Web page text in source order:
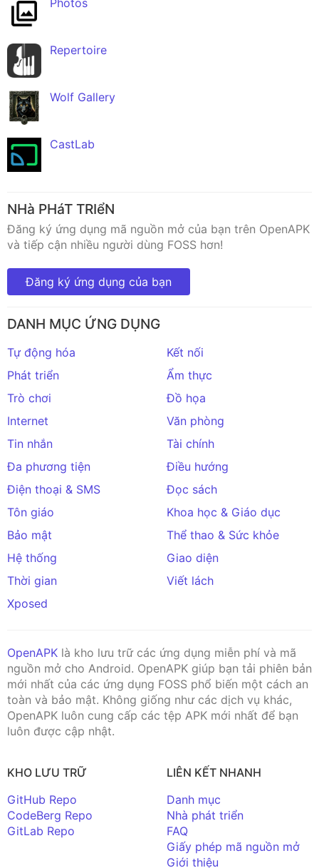
Repertoire
Wolf Gallery
CastLab
NHà PHáT TRIểN
Đăng ký ứng dụng mã nguồn mở của bạn trên OpenAPK
và tiếp cận nhiều người dùng FOSS hơn!
Đăng ký ứng dụng của bạn
DANH MỤC ỨNG DỤNG
Tự động hóa
Kết nối
Phát triển
Ẩm thực
Trò chơi
Đồ họa
Internet
Văn phòng
Tin nhắn
Tài chính
Đa phương tiện
Điều hướng
Điện thoại & SMS
Đọc sách
Tôn giáo
Khoa học & Giáo dục
Bảo mật
Thể thao & Sức khỏe
Hệ thống
Giao diện
Thời gian
Viết lách
Xposed
OpenAPK là kho lưu trữ các ứng dụng miễn phí và mã
nguồn mở cho Android. OpenAPK giúp bạn tải phiên bản
mới nhất của các ứng dụng FOSS phổ biến một cách an
toàn và bảo mật. Không giống như các dịch vụ khác,
OpenAPK luôn cung cấp các tệp APK mới nhất để bạn
luôn được cập nhật.
KHO LƯU TRỮ
GitHub Repo
CodeBerg Repo
GitLab Repo
LIÊN KẾT NHANH
Danh mục
Nhà phát triển
FAQ
Giấy phép mã nguồn mở
Giới thiệu